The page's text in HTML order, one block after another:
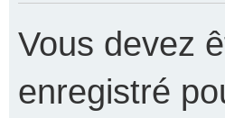
Vous devez
enregistré